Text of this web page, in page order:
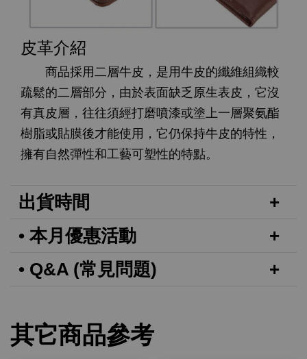
皮革介紹
商品採用二層牛皮，是用牛皮的纖維組織較
疏鬆的二層部分，由於表面缺乏原生表皮，它沒
有真皮層，往往須經打磨噴漆或塗上一層聚氨酯
樹脂或貼膜後才能使用，它仍保持牛皮的特性，
擁有自然彈性和工藝可塑性的特點。
出貨時間
• 本月優惠活動
• Q&A (常見問題)
其它商品參考